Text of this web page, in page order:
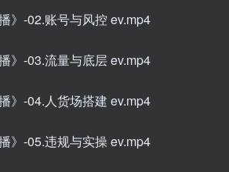
》-02.账号与风控 ev.mp4
》-03.流量与底层 ev.mp4
》-04.人货场搭建 ev.mp4
》-05.违规与实操 ev.mp4